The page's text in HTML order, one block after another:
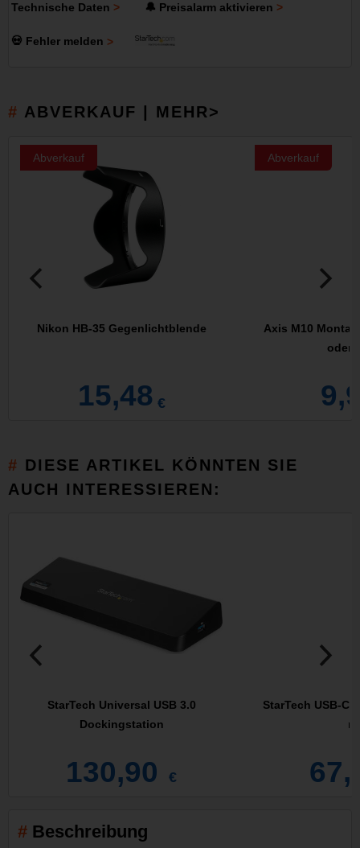
Technische Daten 🔔 Preisalarm aktivieren
💀 Fehler melden
ABVERKAUF | MEHR>
Abverkauf
Nikon HB-35 Gegenlichtblende
15,48 €
Abverkauf
Axis M10
oder
DIESE ARTIKEL KÖNNTEN SIE
AUCH INTERESSIEREN:
StarTech Universal USB 3.0
Dockingstation
130,90 €
StarTech USB-C
Beschreibung